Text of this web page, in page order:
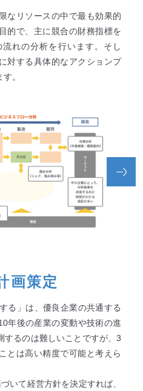
なリソースの中で最も効果的
的で、主に競合の財務指標を
れの分析を行います。そし
対する具体的なアクションプ
。
画策定
る」は、優良企業の共通する
年後の産業の変動や技術の進
するのは難しいことですが、3
とは高い精度で可能と考えら
いて経営方針を決定すれば、